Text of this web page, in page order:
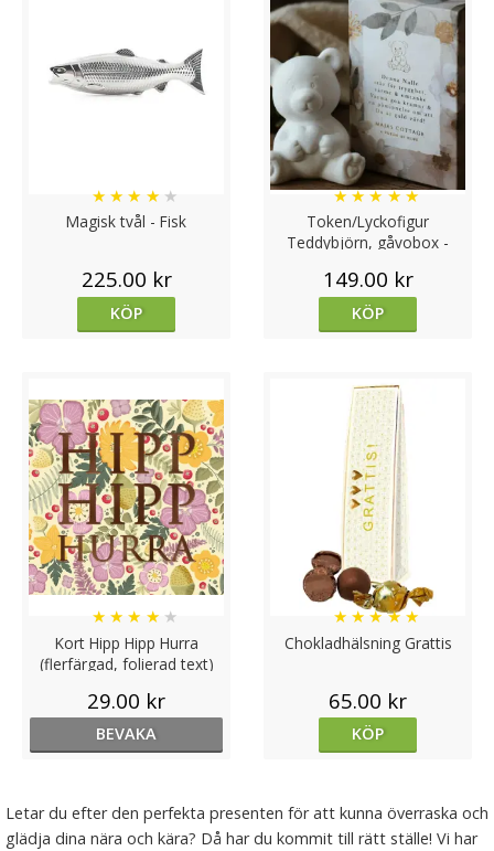
Magisk tvål - Fisk
★ ★ ★ ★ ★
225.00 kr
KÖP
Token/Lyckofigur
Teddybjörn, gåvobox -
Barn
★★★★★
149.00 kr
KÖP
Kort Hipp Hipp Hurra
(flerfärgad, folierad text)
★ ★ ★ ★ ★
29.00 kr
BEVAKA
Chokladhälsning Grattis
★ ★★★★
65.00 kr
KÖP
Letar du efter den perfekta presenten för att kunna överraska och
glädja dina nära och kära? Då har du kommit till rätt ställe! Vi har